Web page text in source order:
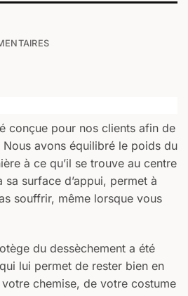
AVANT
conçue pour nos clients afin de
avons équilibré le poids du
à ce qu’il se trouve au centre
surface d’appui, permet à
souffrir, même lorsque vous
du dessèchement a été
lui permet de rester bien en
chemise, de votre costume